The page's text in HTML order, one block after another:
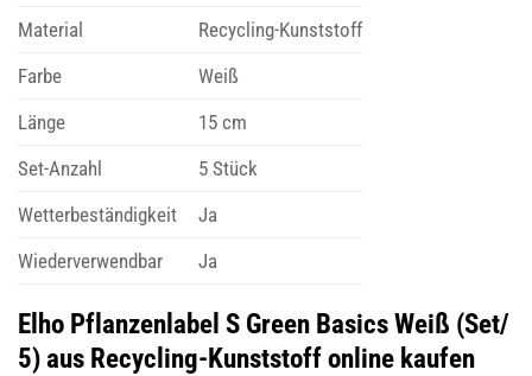
Material
Recycling-Kunststoff
Farbe
Weiß
Länge
15 cm
Set-Anzahl
5 Stück
Wetterbeständigkeit
Ja
Wiederverwendbar
Ja
Elho Pflanzenlabel S Green Basics Weiß (Set/
5) aus Recycling-Kunststoff online kaufen